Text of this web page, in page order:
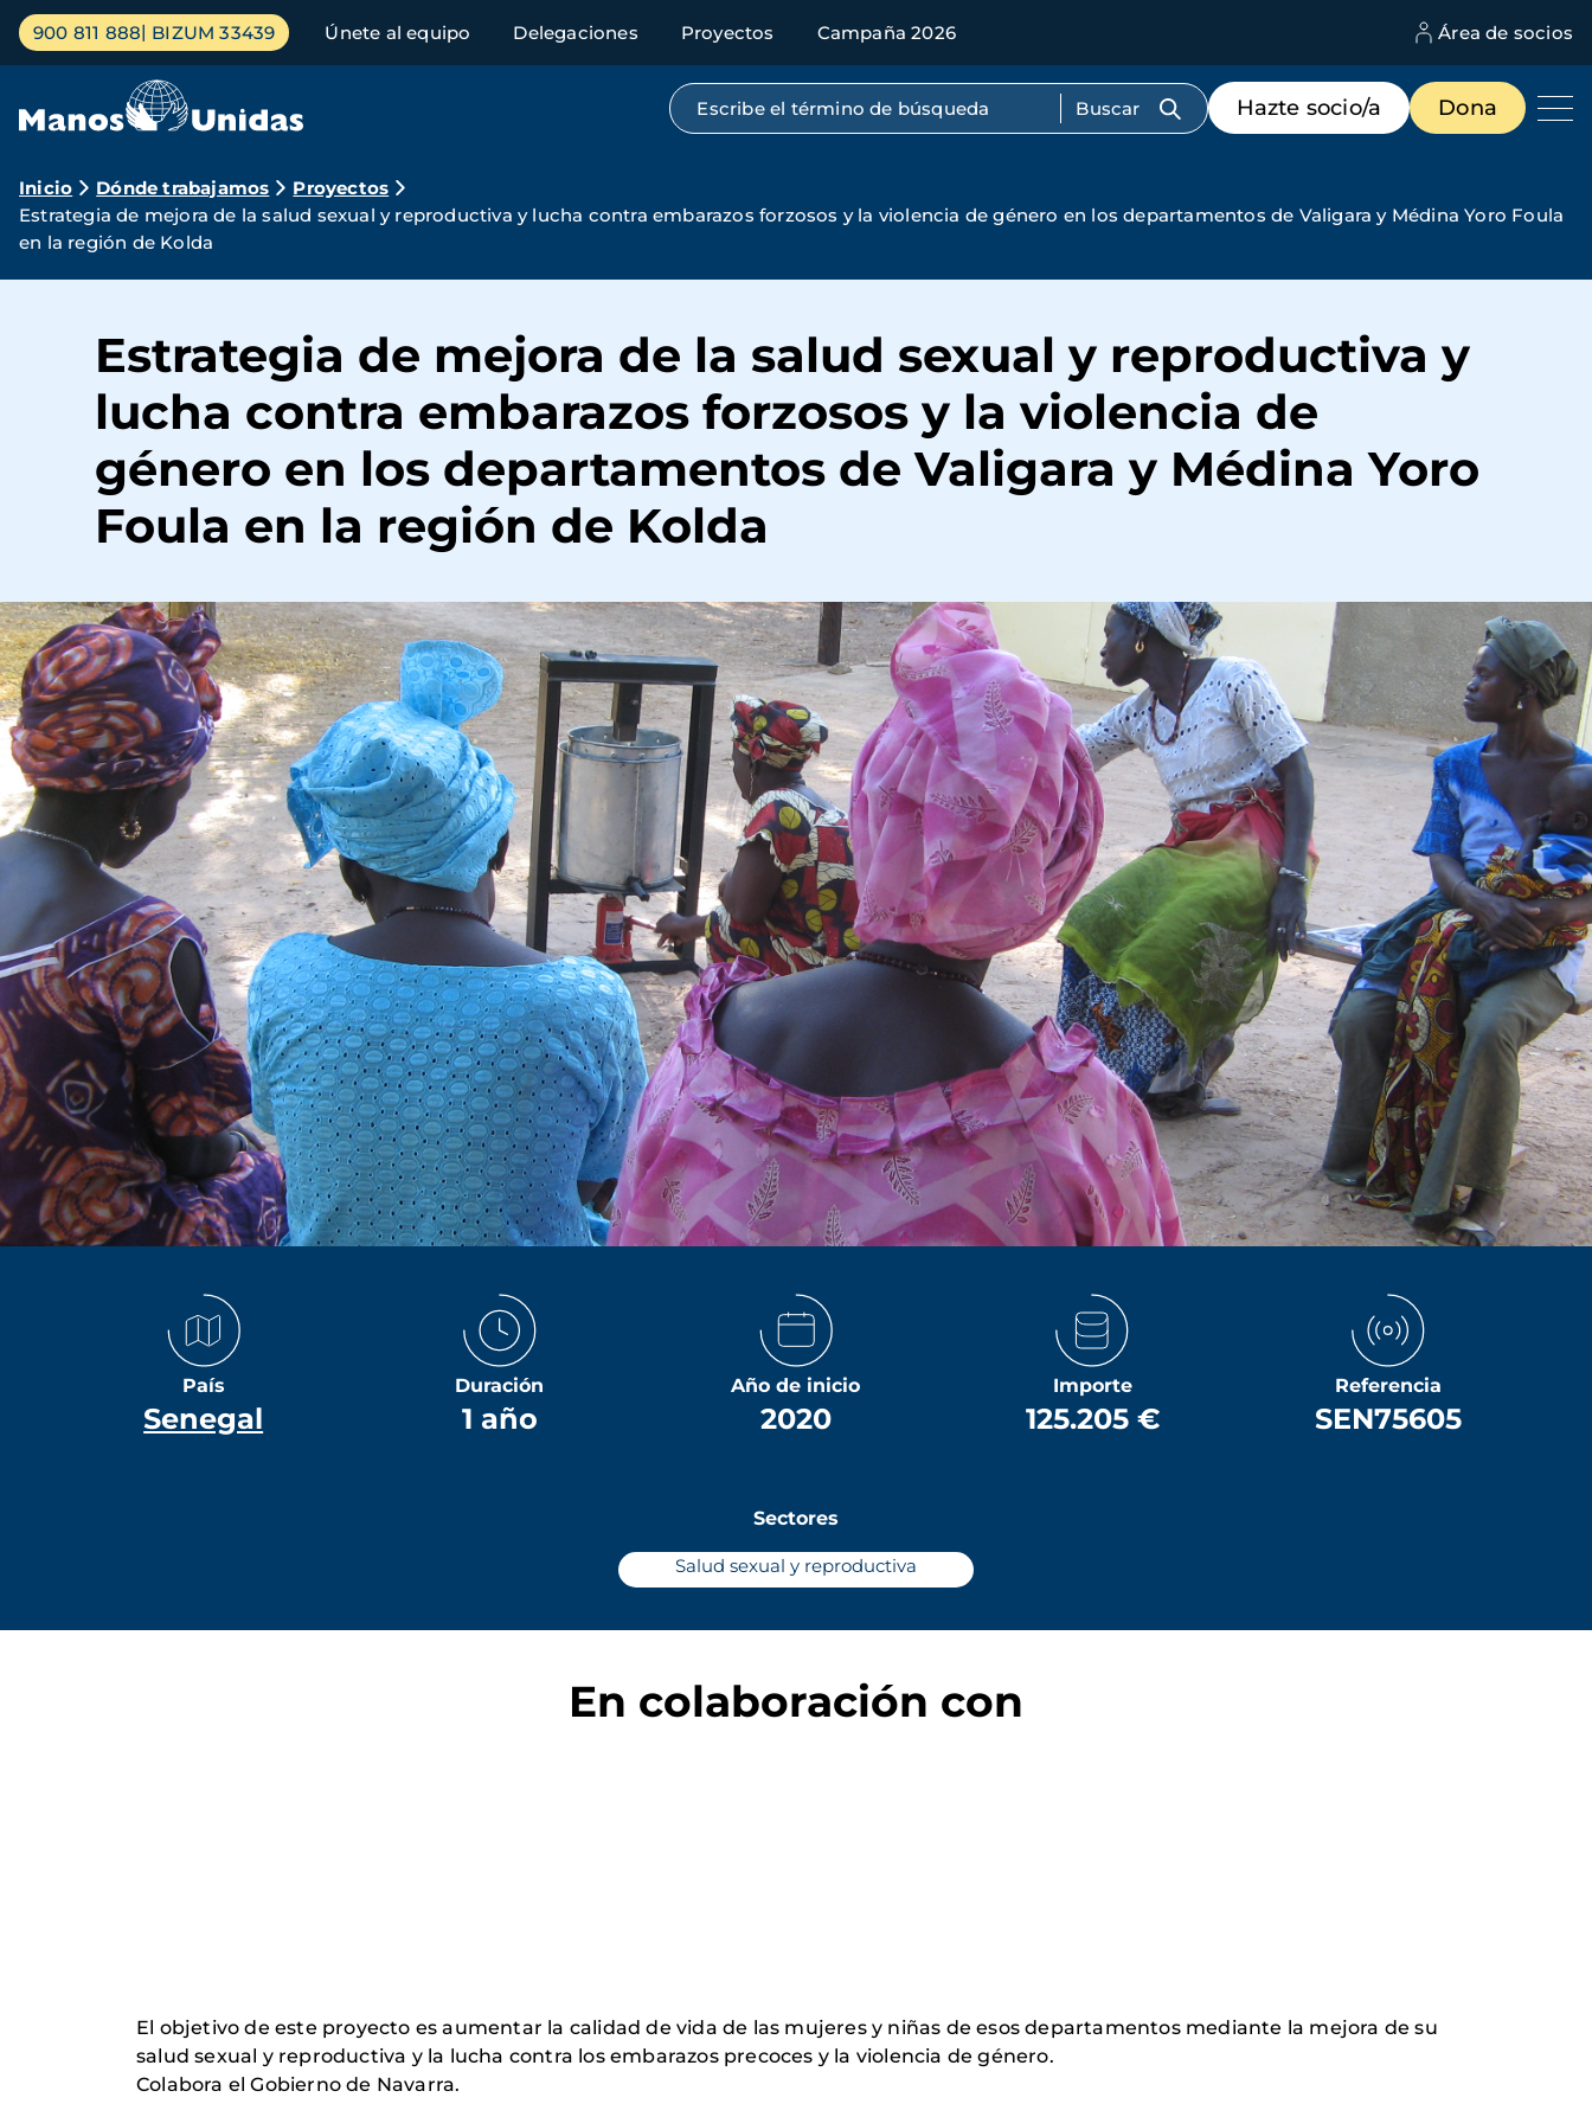
Pasar
contenido
Menú
principal
900 811 888 BIZUM 33439 Únete al equipo Delegaciones Proyectos Campaña 2026 Área de socios
Búsqueda por texto completo
Menú
de
destacados
Hazte socio/a Dona
Ruta
de
navegación
Inicio Dónde trabajamos
Proyectos
Estrategia de mejora de la salud sexual y reproductiva y lucha contra embarazos forzosos y la violencia de género en los departamentos de Valigara y Médina Yoro Foula
en la región de Kolda
Estrategia de mejora de la salud sexual y reproductiva y
lucha contra embarazos forzosos y la violencia de
género en los departamentos de Valigara y Médina Yoro
Foula en la región de Kolda
País
Senegal
Duración
1 año
Año de inicio
2020
Importe
125.205 €
Referencia
SEN75605
Sectores
Salud sexual y reproductiva
En colaboración con
El objetivo de este proyecto es aumentar la calidad de vida de las mujeres y niñas de esos departamentos mediante la mejora de su
salud sexual y reproductiva y la lucha contra los embarazos precoces y la violencia de género.
Colabora el Gobierno de Navarra.